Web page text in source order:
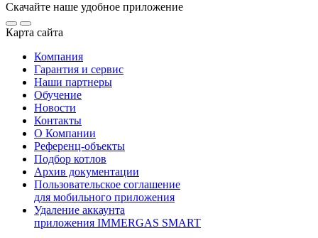
Скачайте наше удобное приложение
Карта сайта
Компания
Гарантия и сервис
Наши партнеры
Обучение
Новости
Контакты
О Компании
Референц-объекты
Подбор котлов
Архив документации
Пользовательское соглашение
для мобильного приложения
Удаление аккаунта
приложения IMMERGAS SMART